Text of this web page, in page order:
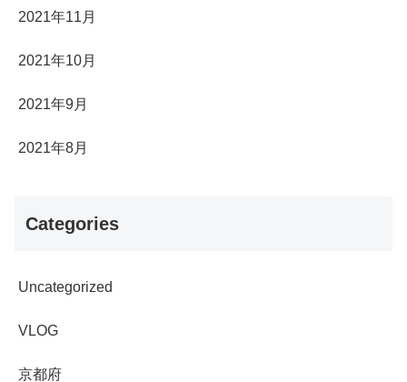
2021年11月
2021年10月
2021年9月
2021年8月
Categories
Uncategorized
VLOG
京都府